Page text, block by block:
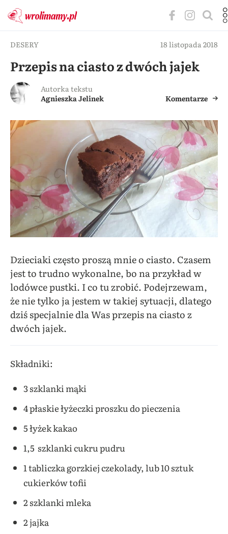
DESERY 18 listopada 2018
Przepis na ciasto z dwóch jajek
Autorka tekstu
Agnieszka Jelinek
Komentarze
Dzieciaki często proszą mnie o ciasto. Czasem
jest to trudno wykonalne, bo na przykład w
lodówce pustki. I co tu zrobić. Podejrzewam,
że nie tylko ja jestem w takiej sytuacji, dlatego
dziś specjalnie dla Was przepis na ciasto z
dwóch jajek.
Składniki:
3 szklanki mąki
4 płaskie łyżeczki proszku do pieczenia
5 łyżek kakao
1,5 szklanki cukru pudru
1 tabliczka gorzkiej czekolady, lub 10 sztuk
cukierków tofii
2 szklanki mleka
2 jajka